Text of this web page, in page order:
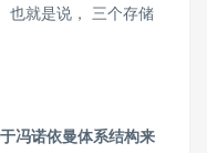
也就是说， 三个存储
。
冯诺依曼体系结构来